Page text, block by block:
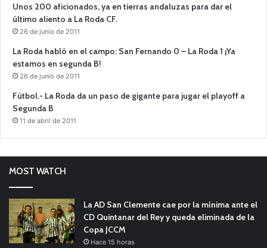
Unos 200 aficionados, ya en tierras andaluzas para dar el
último aliento a La Roda CF.
26 de junio de 2011
La Roda habló en el campo: San Fernando 0 – La Roda 1 ¡Ya
estamos en segunda B!
26 de junio de 2011
Fútbol.- La Roda da un paso de gigante para jugar el playoff a
Segunda B
11 de abril de 2011
MOST WATCH
La AD San Clemente cae por la mínima ante el
CD Quintanar del Rey y queda eliminada de la
Copa JCCM
Hace 15 horas